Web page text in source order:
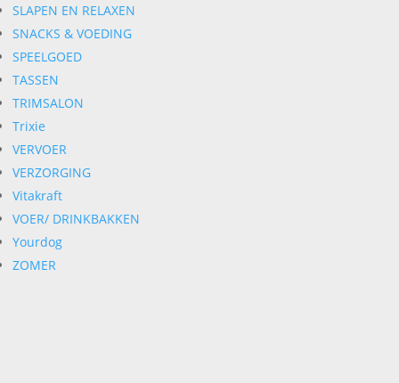
SLAPEN EN RELAXEN
SNACKS & VOEDING
SPEELGOED
TASSEN
TRIMSALON
Trixie
VERVOER
VERZORGING
Vitakraft
VOER/ DRINKBAKKEN
Yourdog
ZOMER